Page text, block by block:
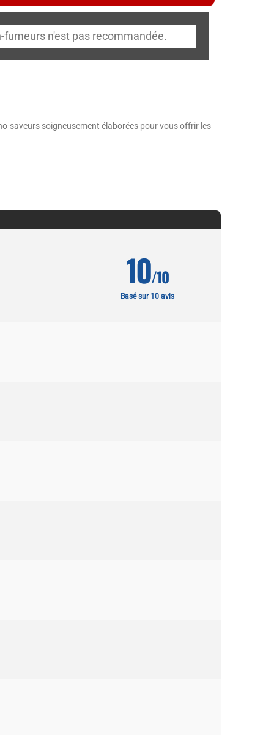
n'est pas recommandée.
saveurs soigneusement élaborées pour vous offrir les
10/10
Basé sur 10 avis